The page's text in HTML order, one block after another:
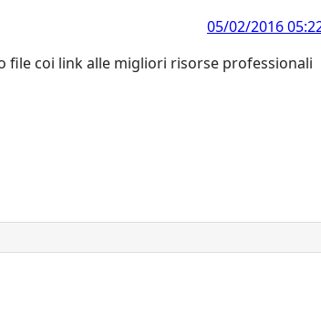
05/02/2016
file coi link alle migliori risorse professionali